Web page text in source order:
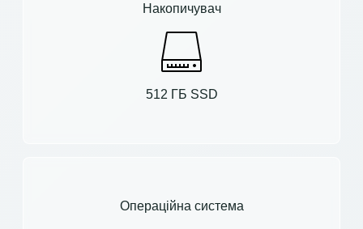
Накопичувач
512 ГБ SSD
Операційна система